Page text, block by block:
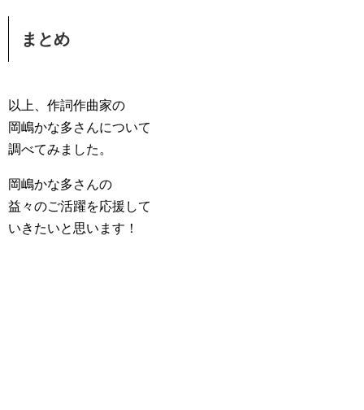
まとめ
以上、作詞作曲家の
岡嶋かな多さんについて
調べてみました。
岡嶋かな多さんの
益々のご活躍を応援して
いきたいと思います！